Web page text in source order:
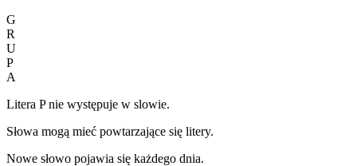
G
R
U
P
A
Litera P nie występuje w slowie.
Słowa mogą mieć powtarzające się litery.
Nowe słowo pojawia się każdego dnia.